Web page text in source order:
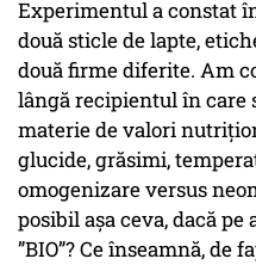
Experimentul a constat
două sticle de lapte,
două firme diferite. Am
lângă recipientul în care
materie de valori
glucide, grăsimi,
omogenizare versus
posibil așa ceva, dacă
”BIO”? Ce înseamnă, de